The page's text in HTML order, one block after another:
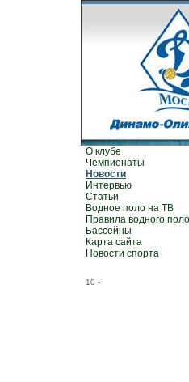
О клубе
Чемпионаты
Новости
Интервью
Статьи
Водное поло на ТВ
Правила водного поло
Бассейны
Карта сайта
Новости спорта
10 -